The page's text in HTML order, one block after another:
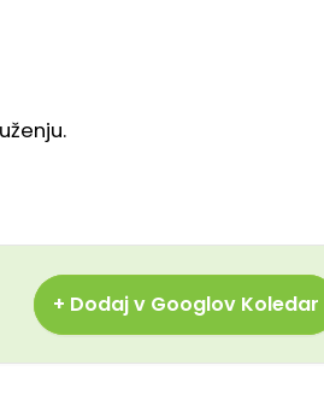
+ Dodaj v Googlov Koledar